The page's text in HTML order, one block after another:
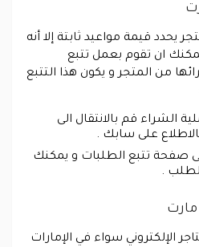
يحدد قيمة مواعيد ثابتة إلا أنه
ان تقوم بعمل تتبع
من المتجر و يكون هذا التتبع
الشراء قم بالانتقال الى
على سابك .
صفحة تتبع الطلبات و يمكنك
.
الإلكتروني سواء في الإمارات